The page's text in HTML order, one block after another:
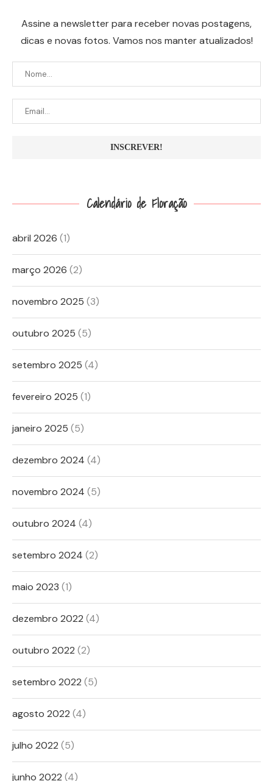
Assine a newsletter para receber novas postagens,
dicas e novas fotos. Vamos nos manter atualizados!
Calendário de Floração
abril 2026 (1)
março 2026 (2)
novembro 2025 (3)
outubro 2025 (5)
setembro 2025 (4)
fevereiro 2025 (1)
janeiro 2025 (5)
dezembro 2024 (4)
novembro 2024 (5)
outubro 2024 (4)
setembro 2024 (2)
maio 2023 (1)
dezembro 2022 (4)
outubro 2022 (2)
setembro 2022 (5)
agosto 2022 (4)
julho 2022 (5)
junho 2022 (4)